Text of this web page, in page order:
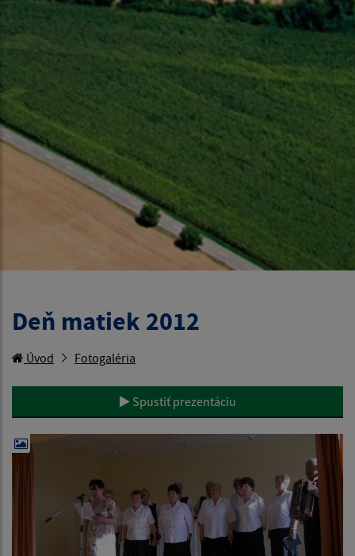
Deň matiek 2012
Úvod Fotogaléria
Spustiť prezentáciu